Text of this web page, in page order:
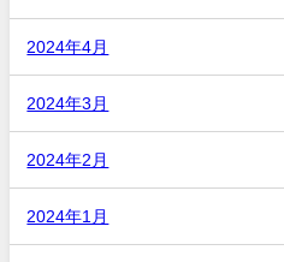
2024年4月
2024年3月
2024年2月
2024年1月